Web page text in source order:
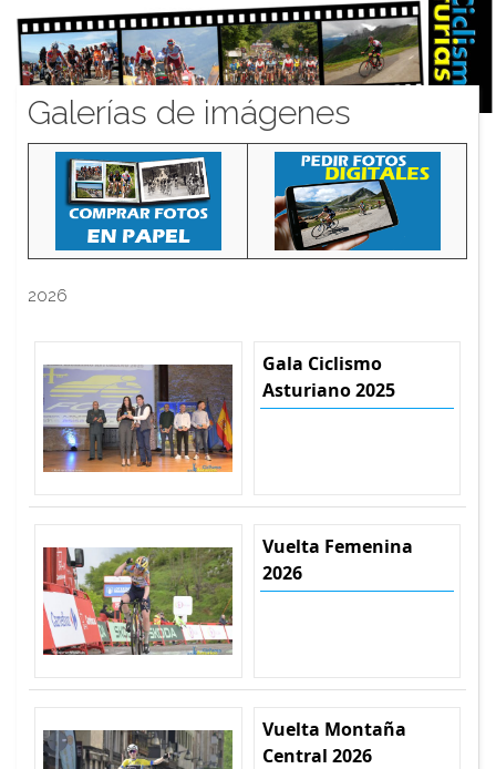
Galerías de imágenes
2026
Gala Ciclismo
Asturiano 2025
Vuelta Femenina
2026
Vuelta Montaña
Central 2026